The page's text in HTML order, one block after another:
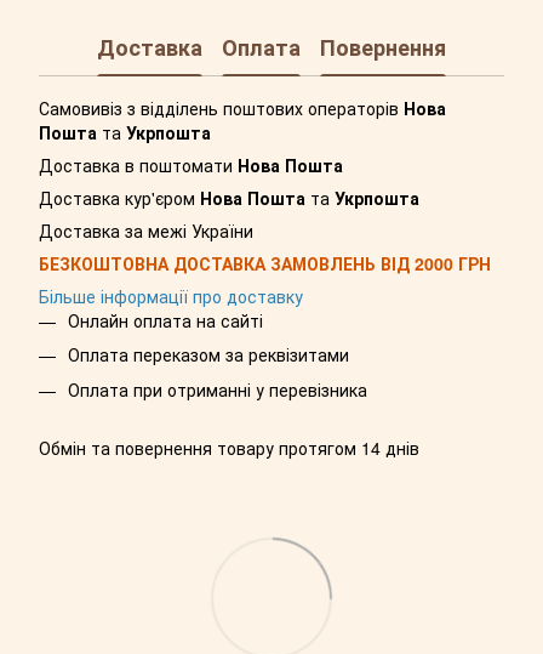
Доставка Оплата Повернення
Самовивіз з відділень поштових операторів Нова
Пошта та Укрпошта
Доставка в поштомати Нова Пошта
Доставка кур'єром Нова Пошта та Укрпошта
Доставка за межі України
БЕЗКОШТОВНА ДОСТАВКА ЗАМОВЛЕНЬ ВІД 2000 ГРН
Більше інформації про доставку
Онлайн оплата на сайті
Оплата переказом за реквізитами
Оплата при отриманні у перевізника
Обмін та повернення товару протягом 14 днів